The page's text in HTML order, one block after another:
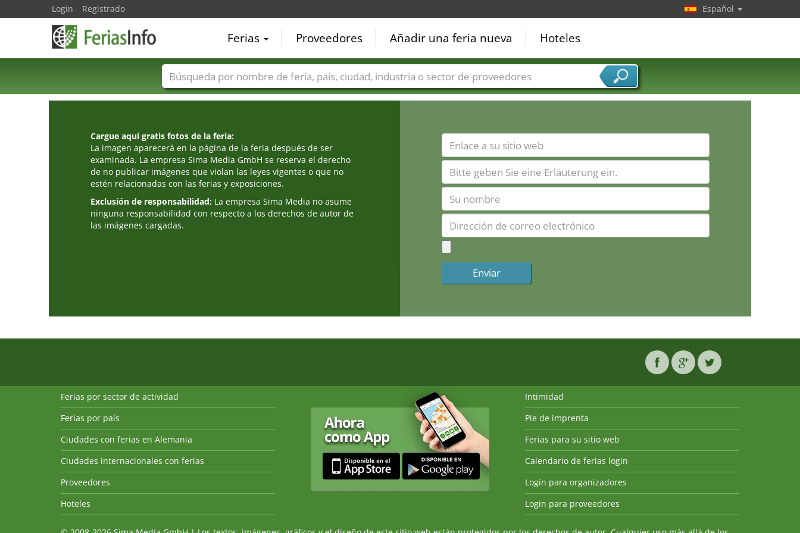
Cargue aquí gratis fotos de la feria:
La imagen aparecerá en la página de la feria después de ser
examinada. La empresa Sima Media GmbH se reserva el derecho
de no publicar imágenes que violan las leyes vigentes o que no
estén relacionadas con las ferias y exposiciones.
Exclusión de responsabilidad: La empresa Sima Media no asume
ninguna responsabilidad con respecto a los derechos de autor de
las imágenes cargadas.
Login Registrado Español
Ferias Proveedores Añadir una feria nueva Hoteles
Nombres de ferias Países Ciudades Sectores de ferias Sectores de proveedor de servicios
Ferias por sector de actividad
Ferias por país
Ciudades con ferias en Alemania
Ciudades internacionales con ferias
Proveedores
Hoteles
Intimidad
Pie de imprenta
Ferias para su sitio web
Calendario de ferias login
Login para organizadores
Login para proveedores